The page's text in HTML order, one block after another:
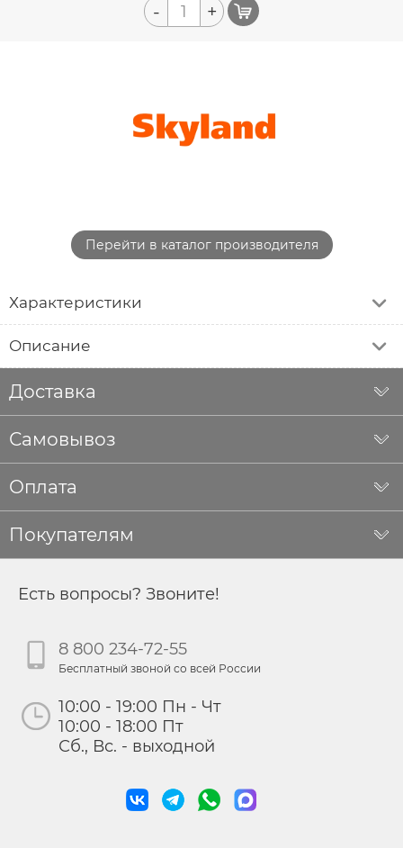
- +
Перейти в каталог производителя
Характеристики
Описание
Доставка
Самовывоз
Оплата
Покупателям
Есть вопросы? Звоните!
8 800 234-72-55
Бесплатный звоной со всей России
10:00 - 19:00 Пн - Чт
10:00 - 18:00 Пт
Сб., Вс. - выходной